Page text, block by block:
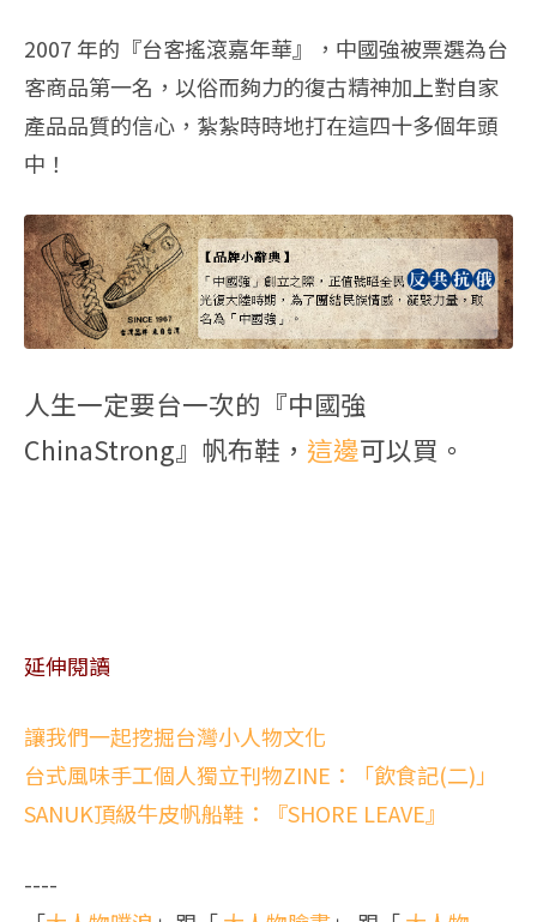
2007 年的『台客搖滾嘉年華』，中國強被票選為台
客商品第一名，以俗而夠力的復古精神加上對自家
產品品質的信心，紮紮時時地打在這四十多個年頭
中！
人生一定要台一次的『中國強
ChinaStrong』帆布鞋， 這邊可以買。
延伸閱讀
讓我們一起挖掘台灣小人物文化
台式風味手工個人獨立刊物ZINE：「飲食記(二)」
SANUK頂級牛皮帆船鞋：『SHORE LEAVE』
----